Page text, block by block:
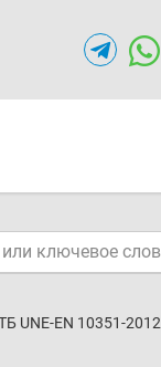
UNE-EN 10351-2012